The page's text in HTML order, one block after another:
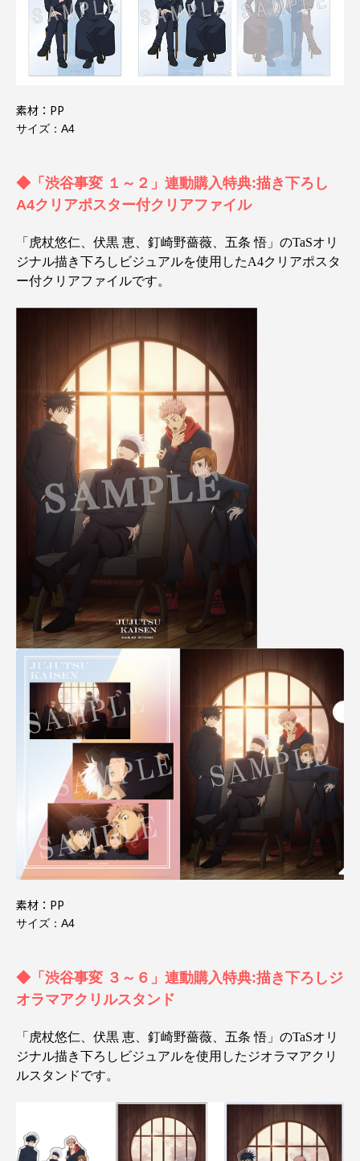
素材：PP
サイズ：A4
◆「渋谷事変 １～２」連動購入特典:描き下ろし
A4クリアポスター付クリアファイル
「虎杖悠仁、伏黒 恵、釘崎野薔薇、五条 悟」のTaSオリ
ジナル描き下ろしビジュアルを使用したA4クリアポスタ
ー付クリアファイルです。
素材：PP
サイズ：A4
◆「渋谷事変 ３～６」連動購入特典:描き下ろしジ
オラマアクリルスタンド
「 虎杖悠仁、伏黒 恵、釘崎野薔薇、五条 悟 」のTaSオリ
ジナル描き下ろしビジュアルを使用したジオラマアクリ
ルスタンドです。